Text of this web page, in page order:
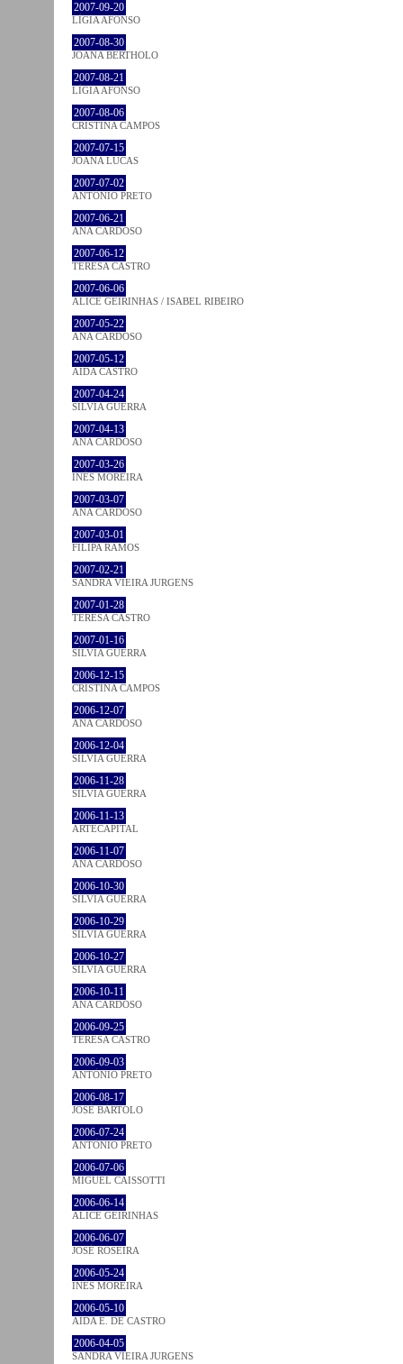
2007-09-20
LÍGIA AFONSO
2007-08-30
JOANA BÉRTHOLO
2007-08-21
LÍGIA AFONSO
2007-08-06
CRISTINA CAMPOS
2007-07-15
JOANA LUCAS
2007-07-02
ANTÓNIO PRETO
2007-06-21
ANA CARDOSO
2007-06-12
TERESA CASTRO
2007-06-06
ALICE GEIRINHAS / ISABEL RIBEIRO
2007-05-22
ANA CARDOSO
2007-05-12
AIDA CASTRO
2007-04-24
SÍLVIA GUERRA
2007-04-13
ANA CARDOSO
2007-03-26
INÊS MOREIRA
2007-03-07
ANA CARDOSO
2007-03-01
FILIPA RAMOS
2007-02-21
SANDRA VIEIRA JURGENS
2007-01-28
TERESA CASTRO
2007-01-16
SÍLVIA GUERRA
2006-12-15
CRISTINA CAMPOS
2006-12-07
ANA CARDOSO
2006-12-04
SÍLVIA GUERRA
2006-11-28
SÍLVIA GUERRA
2006-11-13
ARTECAPITAL
2006-11-07
ANA CARDOSO
2006-10-30
SÍLVIA GUERRA
2006-10-29
SÍLVIA GUERRA
2006-10-27
SÍLVIA GUERRA
2006-10-11
ANA CARDOSO
2006-09-25
TERESA CASTRO
2006-09-03
ANTÓNIO PRETO
2006-08-17
JOSÉ BÁRTOLO
2006-07-24
ANTÓNIO PRETO
2006-07-06
MIGUEL CAISSOTTI
2006-06-14
ALICE GEIRINHAS
2006-06-07
JOSÉ ROSEIRA
2006-05-24
INÊS MOREIRA
2006-05-10
AIDA E. DE CASTRO
2006-04-05
SANDRA VIEIRA JURGENS